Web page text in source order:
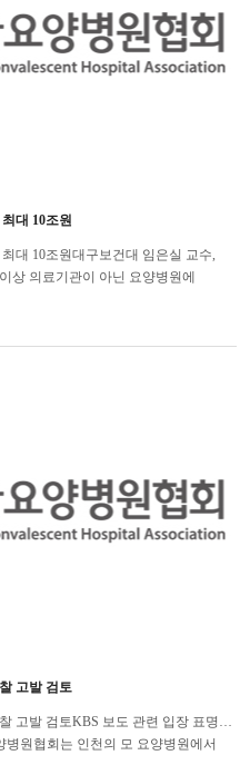
대 10조원
대 10조원대구보건대 임은실 교수,
상 의료기관이 아닌 요양병원에
고발 검토
고발 검토KBS 보도 관련 입장 표명…
병원협회는 인천의 모 요양병원에서